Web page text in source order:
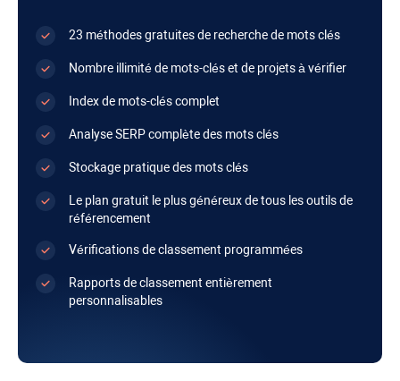
23 méthodes gratuites de recherche de mots clés
Nombre illimité de mots-clés et de projets à vérifier
Index de mots-clés complet
Analyse SERP complète des mots clés
Stockage pratique des mots clés
Le plan gratuit le plus généreux de tous les outils de
référencement
Vérifications de classement programmées
Rapports de classement entièrement
personnalisables